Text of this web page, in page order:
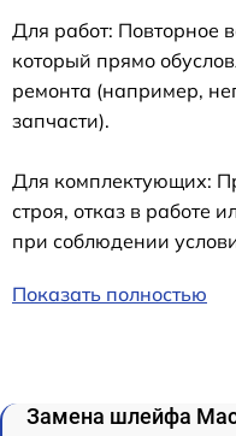
Для работ: Повторное
который прямо
ремонта (например,
запчасти).
Для комплектующих:
строя, отказ в работе
при соблюдении
Показать полностью
Замена шлейфа